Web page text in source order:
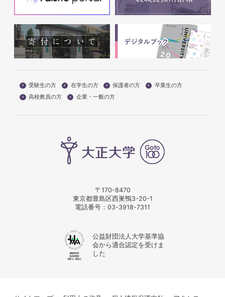
受験生の方 在学生の方 保護者の方
卒業生の方
高校教員の方
企業・一般の方
〒170-8470
東京都豊島区西巣鴨3-20-1
電話番号： 03-3918-7311
公益財団法人大学基準協
会から適合認定を受けま
した